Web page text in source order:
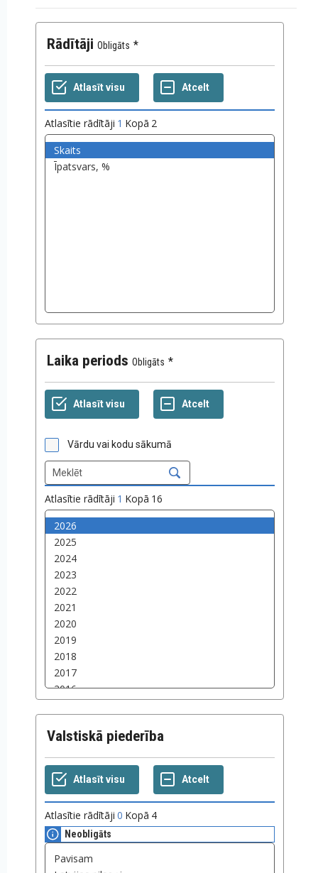
Rādītāji Obligāts
Atlasītie rādītāji 1 Kopā 2
Laika periods Obligāts
Vārdu vai kodu sākumā
Atlasītie rādītāji 1 Kopā 16
Valstiskā piederība
Atlasītie rādītāji 0 Kopā 4
Neobligāts